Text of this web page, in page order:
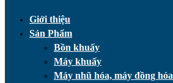
Giới thiệu
Sản Phẩm
Bồn khuấy
Máy khuấy
Máy nhũ hóa, máy đồng hóa